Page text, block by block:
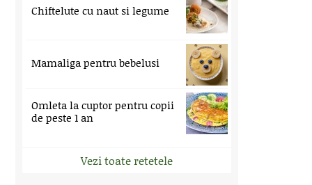
Chiftelute cu naut si legume
Mamaliga pentru bebelusi
Omleta la cuptor pentru copii
de peste 1 an
Vezi toate retetele